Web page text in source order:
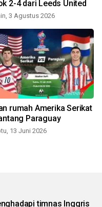
2-4 dari Leeds United
3 Agustus 2026
rumah Amerika Serikat
Paraguay
13 Juni 2026
timnas Inggris